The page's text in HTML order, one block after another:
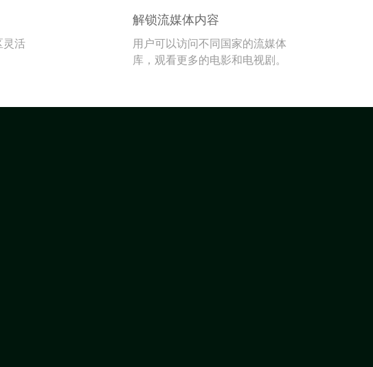
灵活
解锁流媒体内容
用户可以访问不同国家的流媒体
库，观看更多的电影和电视剧。